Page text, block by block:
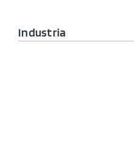
Industria